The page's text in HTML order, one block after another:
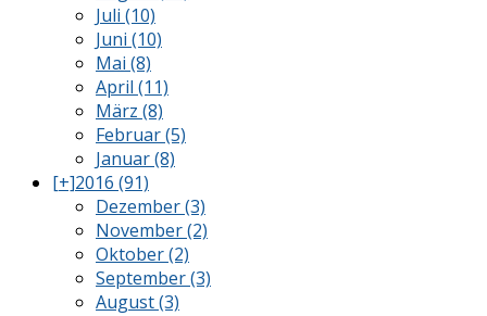
Juli (10)
Juni (10)
Mai (8)
April (11)
März (8)
Februar (5)
Januar (8)
[+]2016 (91)
Dezember (3)
November (2)
Oktober (2)
September (3)
August (3)